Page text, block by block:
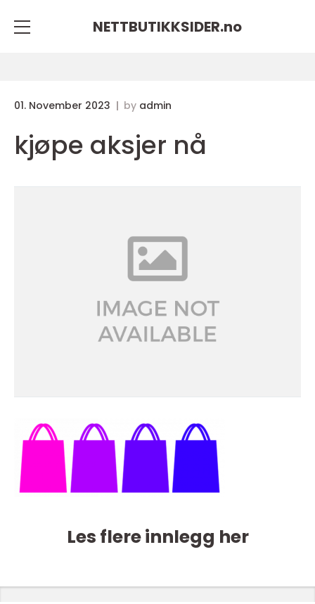
NETTBUTIKKSIDER.no
01. November 2023 by admin
kjøpe aksjer nå
Les flere innlegg her